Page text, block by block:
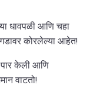
धावपळी आणि चहा
कोरलेल्या आहेत!
पार केली आणि
वाटतो!